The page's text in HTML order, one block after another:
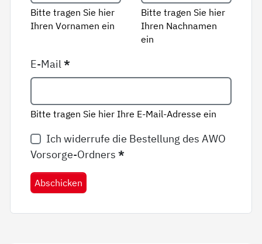
Bitte tragen Sie hier
Ihren Vornamen ein
Bitte tragen Sie hier
Ihren Nachnamen
ein
E-Mail*
Bitte tragen Sie hier Ihre E-Mail-Adresse ein
Ich widerrufe die Bestellung des AWO
Vorsorge-Ordners*
Abschicken